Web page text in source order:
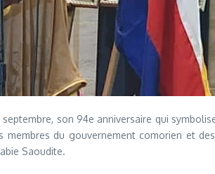
son 94e anniversaire qui
du gouvernement comorien et
Saoudite.